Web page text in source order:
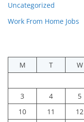
Uncategorized
Work From Home Jobs
M
T W
3
4 5
10
11 12